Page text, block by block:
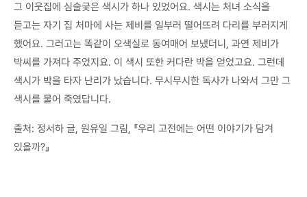
그 이웃집에 심술궂은 색시가 하나 있었어요. 색시는 처녀 소식을
듣고는 자기 집 처마에 사는 제비를 일부러 떨어뜨려 다리를 부러지게
했어요. 그러고는 똑같이 오색실로 동여매어 보냈더니, 과연 제비가
박씨를 가져다 주었지요. 이 색시 또한 커다란 박을 얻었고요. 그런데
색시가 박을 타자 난리가 났습니다. 무시무시한 독사가 나와서 그만 그
색시를 물어 죽였답니다.
출처: 정서하 글, 원유일 그림, 『우리 고전에는 어떤 이야기가 담겨
있을까?』